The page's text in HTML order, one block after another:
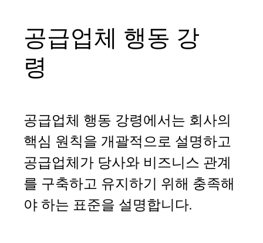
공급업체 행동 강
령
공급업체 행동 강령에서는 회사의
핵심 원칙을 개괄적으로 설명하고
공급업체가 당사와 비즈니스 관계
를 구축하고 유지하기 위해 충족해
야 하는 표준을 설명합니다.